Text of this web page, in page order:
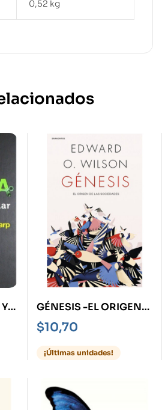
0,52 kg
GÉNESIS -EL ORIGEN
DE LAS SOCIEDADES-
$10,70
¡Últimas unidades!